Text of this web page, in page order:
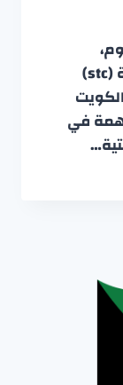
مساهمة شركة الاتصالات الكويتية (stc)
في